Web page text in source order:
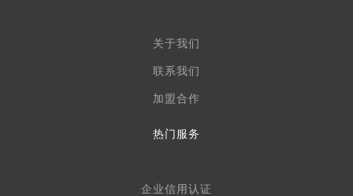
关于我们
联系我们
加盟合作
热门服务
企业信用认证